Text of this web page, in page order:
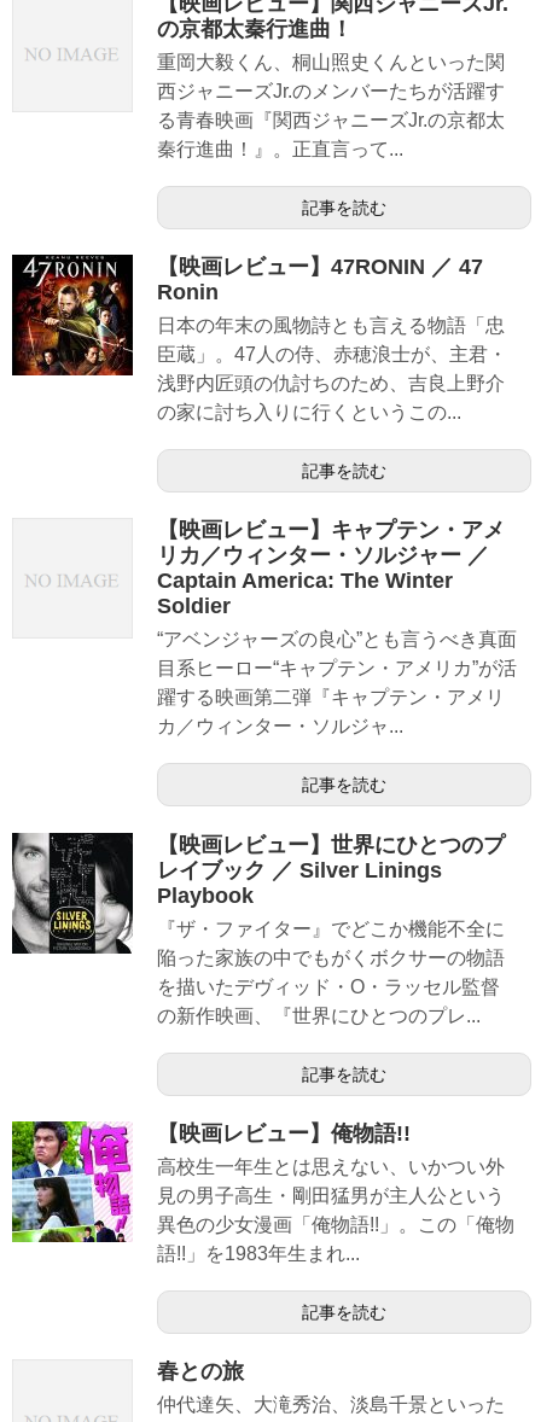
の京都太秦行進曲！
重岡大毅くん、桐山照史くんといった関
西ジャニーズJr.のメンバーたちが活躍す
る青春映画『関西ジャニーズJr.の京都太
秦行進曲！』。正直言って...
記事を読む
【映画レビュー】47RONIN ／ 47
Ronin
日本の年末の風物詩とも言える物語「忠
臣蔵」。47人の侍、赤穂浪士が、主君・
浅野内匠頭の仇討ちのため、吉良上野介
の家に討ち入りに行くというこの...
記事を読む
【映画レビュー】キャプテン・アメ
リカ／ウィンター・ソルジャー ／
Captain America: The Winter
Soldier
“アベンジャーズの良心”とも言うべき真面
目系ヒーロー“キャプテン・アメリカ”が活
躍する映画第二弾『キャプテン・アメリ
カ／ウィンター・ソルジャ...
記事を読む
【映画レビュー】世界にひとつのプ
レイブック ／ Silver Linings
Playbook
『ザ・ファイター』でどこか機能不全に
陥った家族の中でもがくボクサーの物語
を描いたデヴィッド・O・ラッセル監督
の新作映画、『世界にひとつのプレ...
記事を読む
【映画レビュー】俺物語!!
高校生一年生とは思えない、いかつい外
見の男子高生・剛田猛男が主人公という
異色の少女漫画「俺物語!!」。この「俺物
語!!」を1983︎年生まれ...
記事を読む
春との旅
仲代達矢、大滝秀治、淡島千景といった